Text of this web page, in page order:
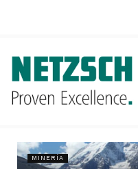
MINERÍA